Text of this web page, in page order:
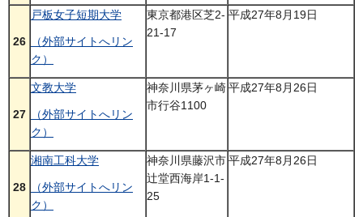
26
戸板女子短期大学
（外部サイトへリン
ク）
東京都港区芝2-
21-17
平成27年8月19日
27
文教大学
（外部サイトへリン
ク）
神奈川県茅ヶ崎
市行谷1100
平成27年8月26日
28
湘南工科大学
（外部サイトへリン
ク）
神奈川県藤沢市
辻堂西海岸1-1-
25
平成27年8月26日